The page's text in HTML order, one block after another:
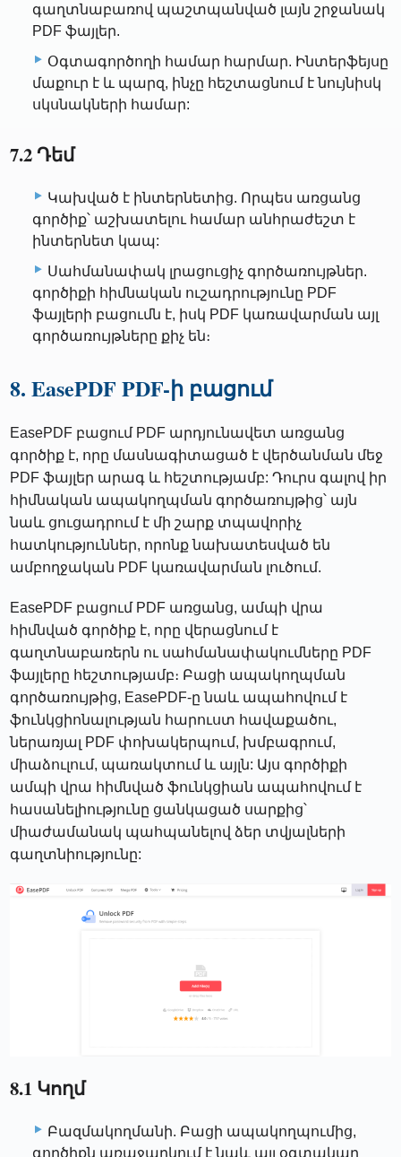
գաղտնաբառով պաշտպանված լայն շրջանակ
PDF ֆայլեր.
Օգտագործողի համար հարմար. Ինտերֆեյսը
մաքուր է և պարզ, ինչը հեշտացնում է նույնիսկ
սկսնակների համար:
7.2 Դեմ
Կախված է ինտերնետից. Որպես առցանց
գործիք՝ աշխատելու համար անհրաժեշտ է
ինտերնետ կապ:
Սահմանափակ լրացուցիչ գործառույթներ.
գործիքի հիմնական ուշադրությունը PDF
ֆայլերի բացումն է, իսկ PDF կառավարման այլ
գործառույթները քիչ են։
8. EasePDF PDF-ի բացում
EasePDF բացում PDF արդյունավետ առցանց
գործիք է, որը մասնագիտացած է վերծանման մեջ
PDF ֆայլեր արագ և հեշտությամբ: Դուրս գալով իր
հիմնական ապակողպման գործառույթից՝ այն
նաև ցուցադրում է մի շարք տպավորիչ
հատկություններ, որոնք նախատեսված են
ամբողջական PDF կառավարման լուծում.
EasePDF բացում PDF առցանց, ամպի վրա
հիմնված գործիք է, որը վերացնում է
գաղտնաբառերն ու սահմանափակումները PDF
ֆայլերը հեշտությամբ։ Բացի ապակողպման
գործառույթից, EasePDF-ը նաև ապահովում է
ֆունկցիոնալության հարուստ հավաքածու,
ներառյալ PDF փոխակերպում, խմբագրում,
միաձուլում, պառակտում և այլն: Այս գործիքի
ամպի վրա հիմնված ֆունկցիան ապահովում է
հասանելիությունը ցանկացած սարքից՝
միաժամանակ պահպանելով ձեր տվյալների
գաղտնիությունը:
8.1 Կողմ
Բազմակողմանի. Բացի ապակողպումից,
գործիքն առաջարկում է նաև այլ օգտակար